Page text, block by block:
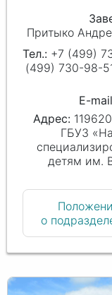
Притыко
+7 (499)
(499) 730-98-
ГБУЗ
детям им.
о